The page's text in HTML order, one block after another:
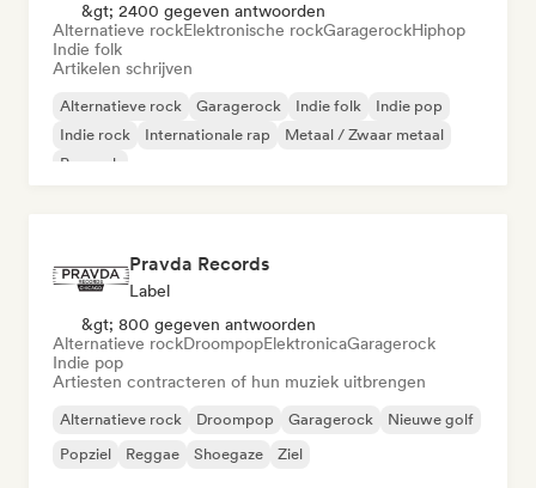
&gt; 2400 gegeven antwoorden
Alternatieve rockElektronische rockGaragerockHiphop
Indie folk
Artikelen schrijven
Alternatieve rock Garagerock Indie folk
Indie pop
Indie rock
Internationale rap
Metaal / Zwaar metaal
Poprock
Pravda Records
Label
&gt; 800 gegeven antwoorden
Alternatieve rockDroompopElektronicaGaragerock
Indie pop
Artiesten contracteren of hun muziek uitbrengen
Alternatieve rock Droompop Garagerock
Nieuwe golf
Popziel
Reggae Shoegaze Ziel